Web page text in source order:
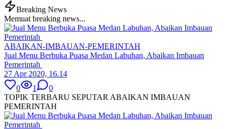
Breaking News
Memuat breaking news...
ABAIKAN-IMBAUAN-PEMERINTAH
Jual Menu Berbuka Puasa Medan Labuhan, Abaikan Imbauan
Pemerintah
27 Apr 2020, 16.14
0
1
0
TOPIK TERBARU SEPUTAR ABAIKAN IMBAUAN
PEMERINTAH